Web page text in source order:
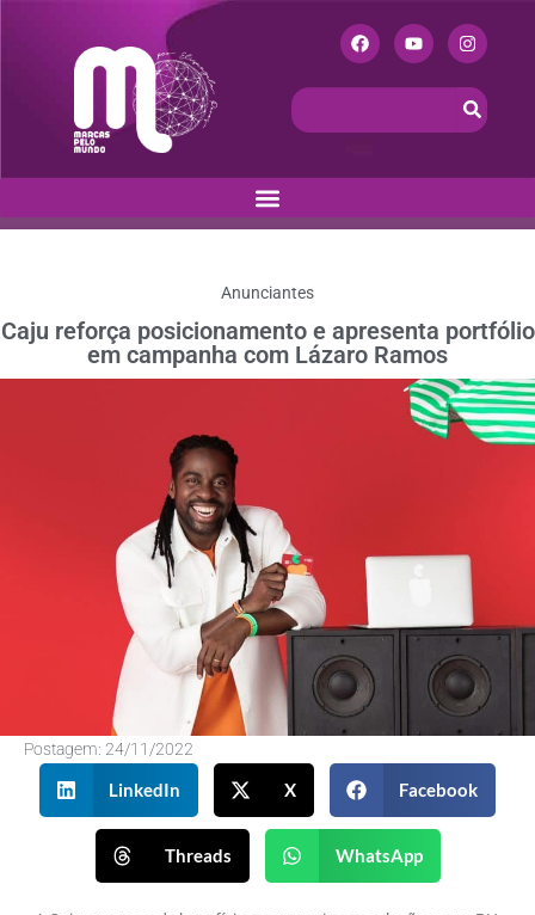
Anunciantes
Caju reforça posicionamento e apresenta portfólio
em campanha com Lázaro Ramos
Postagem: 24/11/2022
LinkedIn X Facebook
Threads WhatsApp